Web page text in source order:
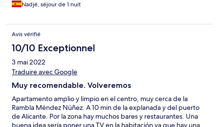
Nadjé, séjour de 1 nuit
Avis vérifié
10/10 Exceptionnel
3 mai 2022
Traduire avec Google
Muy recomendable. Volveremos
Apartamento amplio y limpio en el centro, muy cerca de la
Rambla Méndez Núñez. A 10 min de la explanada y del puerto
de Alicante. Por la zona hay muchos bares y restaurantes. Una
buena idea sería poner una TV en la habitación ya que hay una